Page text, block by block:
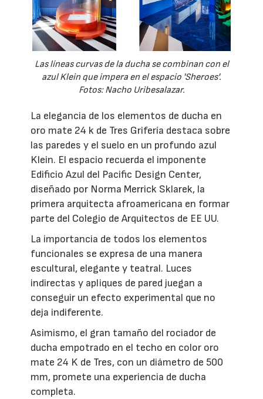
Las líneas curvas de la ducha se combinan con el
azul Klein que impera en el espacio 'Sheroes'.
Fotos: Nacho Uribesalazar.
La elegancia de los elementos de ducha en
oro mate 24 k de Tres Grifería destaca sobre
las paredes y el suelo en un profundo azul
Klein. El espacio recuerda el imponente
Edificio Azul del Pacific Design Center,
diseñado por Norma Merrick Sklarek, la
primera arquitecta afroamericana en formar
parte del Colegio de Arquitectos de EE UU.
La importancia de todos los elementos
funcionales se expresa de una manera
escultural, elegante y teatral. Luces
indirectas y apliques de pared juegan a
conseguir un efecto experimental que no
deja indiferente.
Asimismo, el gran tamaño del rociador de
ducha empotrado en el techo en color oro
mate 24 K de Tres, con un diámetro de 500
mm, promete una experiencia de ducha
completa.